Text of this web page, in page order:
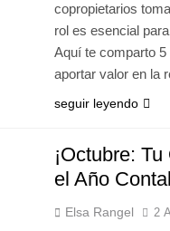
copropietarios
rol es esencial
Aquí te comparto
aportar valor en la
seguir leyendo
¡Octubre:
el Año
Elsa Rangel 2